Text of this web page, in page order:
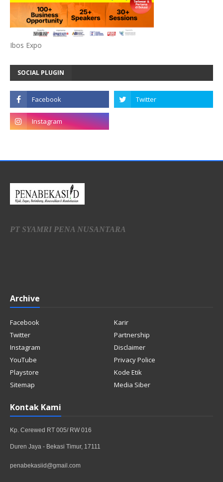
Ibos Expo
SOCIAL PLUGIN
PT SYAMRI PENA NUSANTARA
Archive
Facebook
Karir
Twitter
Partnership
Instagram
Disclaimer
YouTube
Privacy Police
Playstore
Kode Etik
Sitemap
Media Siber
Kontak Kami
Kp. Cerewed RT 005/ RW 016
Duren Jaya - Bekasi Timur, 17111
penabekasiid@gmail.com